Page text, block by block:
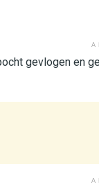
gevlogen en